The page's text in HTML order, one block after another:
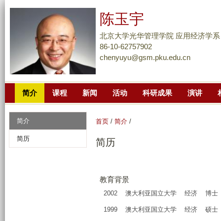
到
主
陈玉宇
北京大学光华管理学院 应用经济学
86-10-62757902
chenyuyu@gsm.pku.edu.cn
简介 课程 新闻 活动 科研成果 演讲
首页 / 简介 /
简历
教育背景
2002 澳大利亚国立大学 经济 博士
1999 澳大利亚国立大学 经济 硕士
简介
简历